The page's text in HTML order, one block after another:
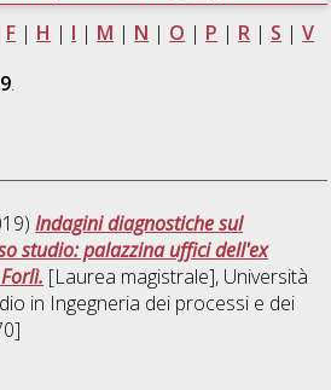
F | H | I | M | N | O | P | R | S |V
.
Indagini diagnostiche sul
studio: palazzina uffici dell'ex
[Laurea magistrale], Università
in Ingegneria dei processi e dei